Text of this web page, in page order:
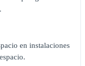
en instalaciones